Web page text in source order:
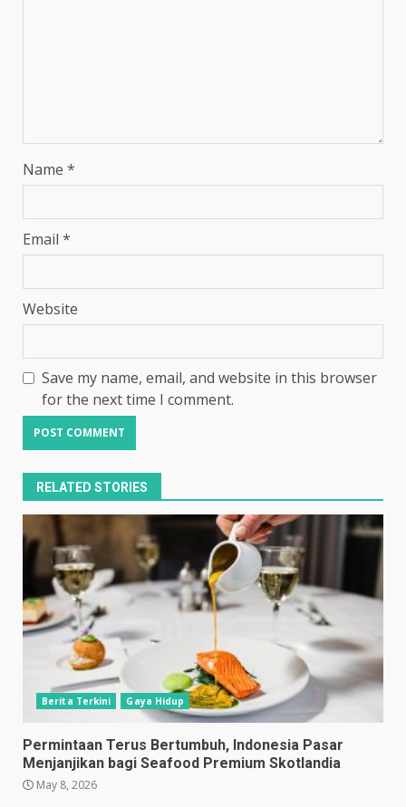
Name *
Email *
Website
Save my name, email, and website in this browser
for the next time I comment.
RELATED STORIES
Berita Terkini Gaya Hidup
Permintaan Terus Bertumbuh, Indonesia Pasar
Menjanjikan bagi Seafood Premium Skotlandia
May 8, 2026